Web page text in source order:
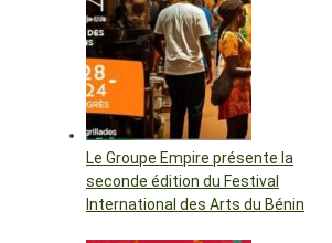
Le Groupe Empire présente la
seconde édition du Festival
International des Arts du Bénin